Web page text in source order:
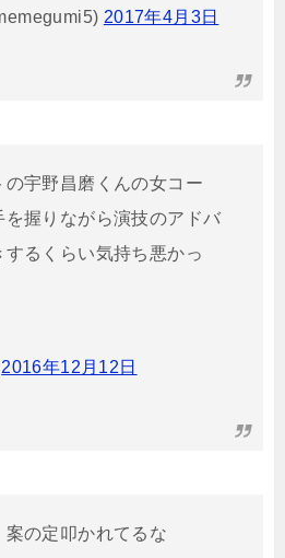
2017年4月3日
宇野昌磨くんの女コー
握りながら演技のアドバ
るくらい気持ち悪かっ
2016年12月12日
の定叩かれてるな